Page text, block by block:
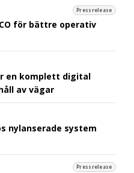
Pressrelease
för bättre operativ
en komplett digital
av vägar
nylanserade system
Pressrelease